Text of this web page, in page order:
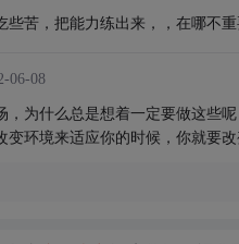
些苦，把能力练出来，，在哪不
06-08
，为什么总是想着一定要做这些
变环境来适应你的时候，你就要